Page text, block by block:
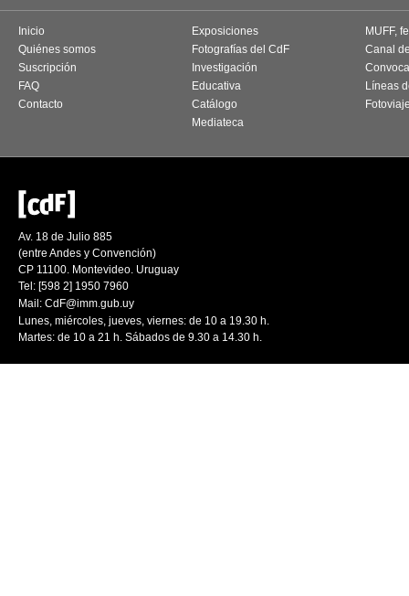
Inicio
Quiénes somos
Suscripción
FAQ
Contacto
Exposiciones
Fotografías del CdF
Investigación
Educativa
Catálogo
Mediateca
MUFF,
Canal
Líneas
Av. 18 de Julio 885
(entre Andes y Convención)
CP 11100. Montevideo. Uruguay
Tel: [598 2] 1950 7960
Mail: CdF@imm.gub.uy
Lunes, miércoles, jueves, viernes: de 10 a 19.30 h.
Martes: de 10 a 21 h. Sábados de 9.30 a 14.30 h.